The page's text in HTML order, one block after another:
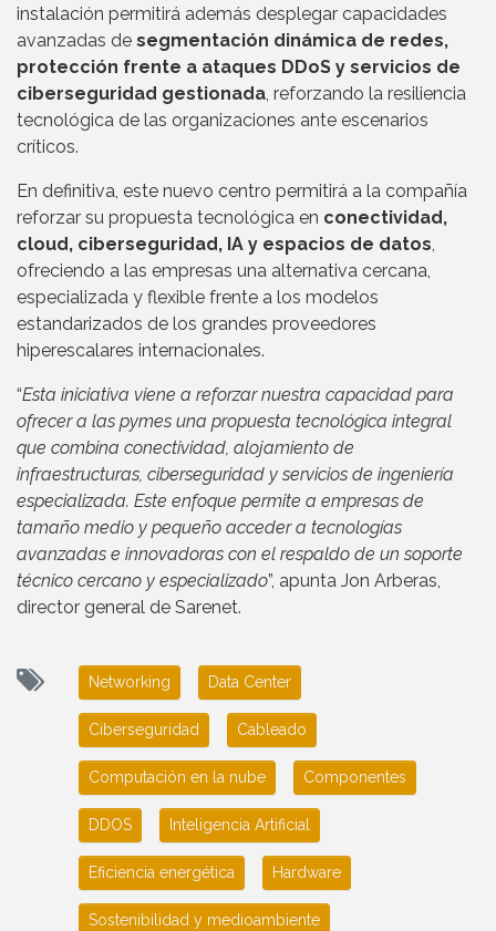
instalación permitirá además desplegar capacidades
avanzadas de segmentación dinámica de redes,
protección frente a ataques DDoS y servicios de
ciberseguridad gestionada, reforzando la resiliencia
tecnológica de las organizaciones ante escenarios
críticos.
En definitiva, este nuevo centro permitirá a la compañía
reforzar su propuesta tecnológica en conectividad,
cloud, ciberseguridad, IA y espacios de datos,
ofreciendo a las empresas una alternativa cercana,
especializada y flexible frente a los modelos
estandarizados de los grandes proveedores
hiperescalares internacionales.
“Esta iniciativa viene a reforzar nuestra capacidad para
ofrecer a las pymes una propuesta tecnológica integral
que combina conectividad, alojamiento de
infraestructuras, ciberseguridad y servicios de ingeniería
especializada. Este enfoque permite a empresas de
tamaño medio y pequeño acceder a tecnologías
avanzadas e innovadoras con el respaldo de un soporte
técnico cercano y especializado”, apunta Jon Arberas,
director general de Sarenet.
Networking Data Center
Ciberseguridad Cableado
Computación en la nube Componentes
DDOS Inteligencia Artificial
Eficiencia energética Hardware
Sostenibilidad y medioambiente